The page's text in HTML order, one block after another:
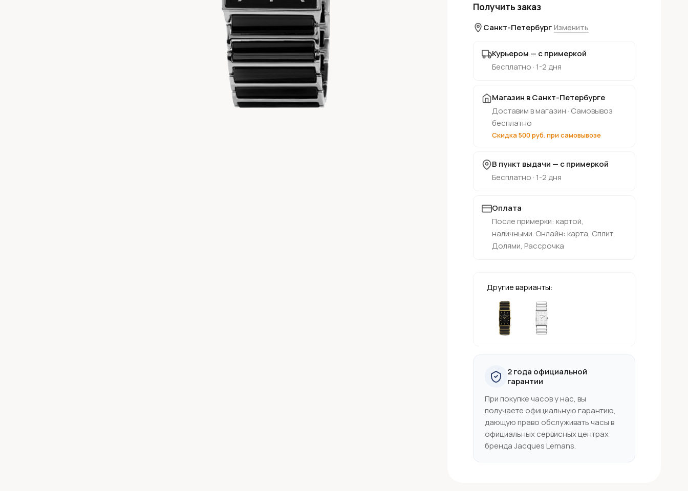
Получить заказ
Санкт-Петербург Изменить
Курьером — с примеркой
Бесплатно · 1-2 дня
Магазин в Санкт-Петербурге
Доставим в магазин · Самовывоз
бесплатно
Скидка 500 руб. при самовывозе
В пункт выдачи — с примеркой
Бесплатно · 1-2 дня
Оплата
После примерки: картой,
наличными. Онлайн: карта, Сплит,
Долями, Рассрочка
Другие варианты:
2 года официальной
гарантии
При покупке часов у нас, вы
получаете официальную гарантию,
дающую право обслуживать часы в
официальных сервисных центрах
бренда Jacques Lemans.